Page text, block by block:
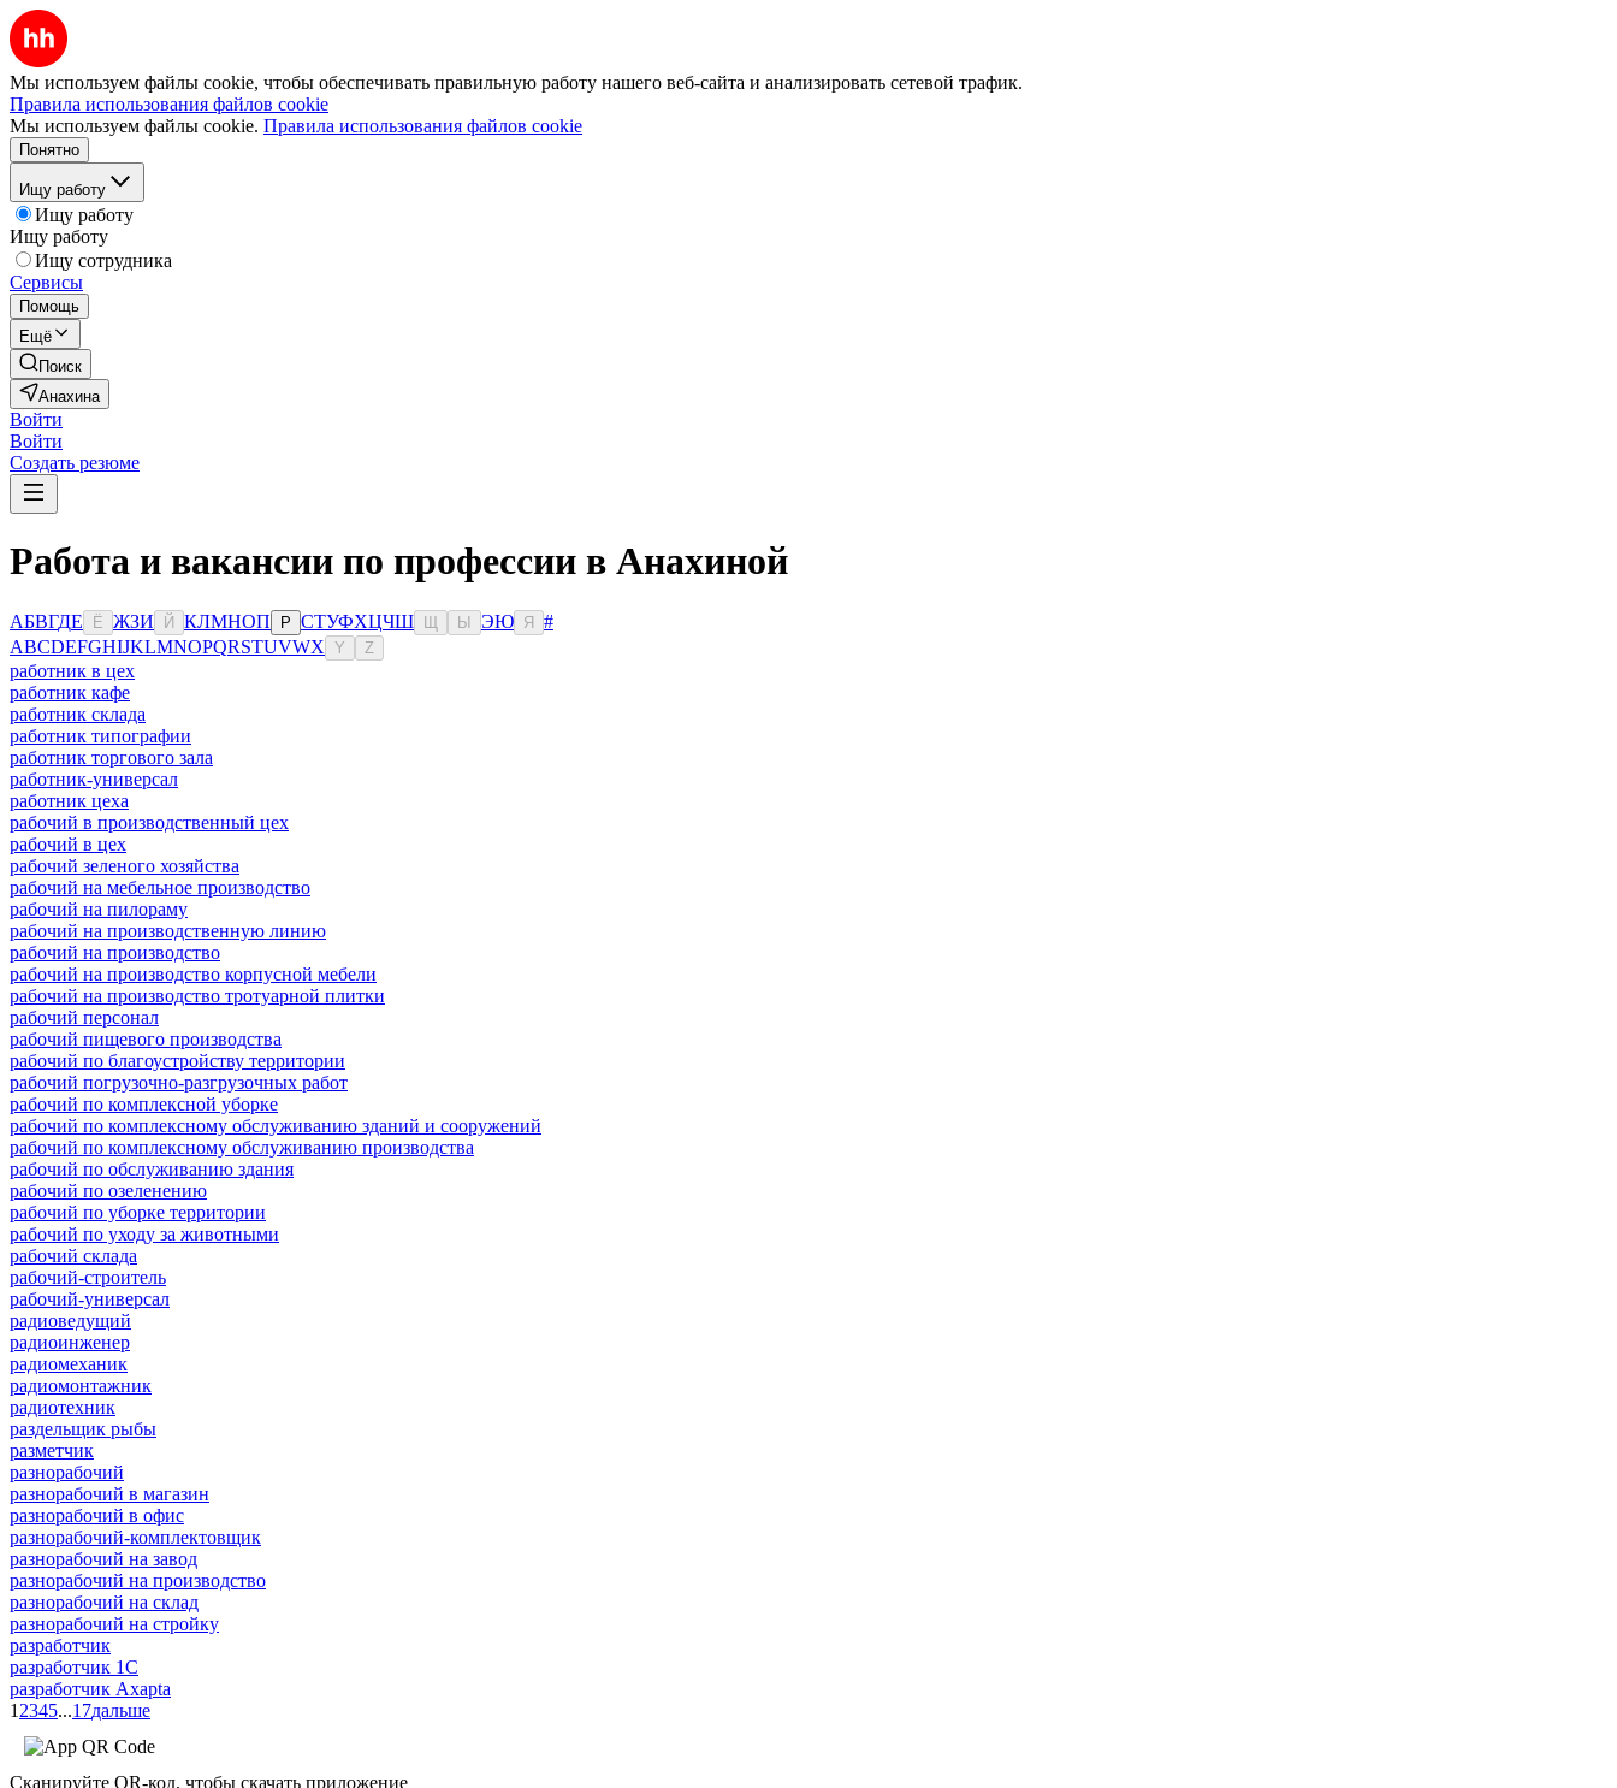
Мы используем файлы cookie, чтобы обеспечивать правильную работу нашего веб-сайта и анализировать сетевой трафик.
Правила использования файлов cookie
Мы используем файлы cookie. Правила использования файлов cookie
Понятно
Ищу работу
Ищу работу
Ищу работу
Ищу сотрудника
Сервисы
Помощь
Ещё
Поиск
Анахина
Войти
Войти
Создать резюме
Работа и вакансии по профессии в Анахиной
АБВГДЕ Ё ЖЗИ Й КЛМНОП Р СТУФХЦЧШ Ы ЭЮ Я
#
ABCDEFGHIJKLMNOPQRSTUVWX Y Z
работник в цех
работник кафе
работник склада
работник типографии
работник торгового зала
работник-универсал
работник цеха
рабочий в производственный цех
рабочий в цех
рабочий зеленого хозяйства
рабочий на мебельное производство
рабочий на пилораму
рабочий на производственную линию
рабочий на производство
рабочий на производство корпусной мебели
рабочий на производство тротуарной плитки
рабочий персонал
рабочий пищевого производства
рабочий по благоустройству территории
рабочий погрузочно-разгрузочных работ
рабочий по комплексной уборке
рабочий по комплексному обслуживанию зданий и сооружений
рабочий по комплексному обслуживанию производства
рабочий по обслуживанию здания
рабочий по озеленению
рабочий по уборке территории
рабочий по уходу за животными
рабочий склада
рабочий-строитель
рабочий-универсал
радиоведущий
радиоинженер
радиомеханик
радиомонтажник
радиотехник
раздельщик рыбы
разметчик
разнорабочий
разнорабочий в магазин
разнорабочий в офис
разнорабочий-комплектовщик
разнорабочий на завод
разнорабочий на производство
разнорабочий на склад
разнорабочий на стройку
разработчик
разработчик 1C
разработчик Axapta
1 2345...17дальше
Сканируйте QR-код, чтобы скачать приложение